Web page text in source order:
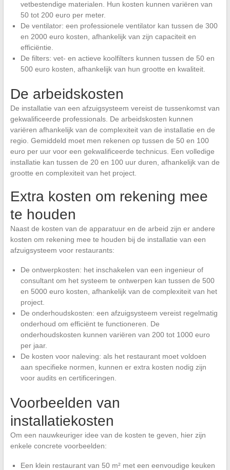
vetbestendige materialen. Hun kosten kunnen variëren van
50 tot 200 euro per meter.
De ventilator: een professionele ventilator kan tussen de 300
en 2000 euro kosten, afhankelijk van zijn capaciteit en
efficiëntie.
De filters: vet- en actieve koolfilters kunnen tussen de 50 en
500 euro kosten, afhankelijk van hun grootte en kwaliteit.
De arbeidskosten
De installatie van een afzuigsysteem vereist de tussenkomst van
gekwalificeerde professionals. De arbeidskosten kunnen
variëren afhankelijk van de complexiteit van de installatie en de
regio. Gemiddeld moet men rekenen op tussen de 50 en 100
euro per uur voor een gekwalificeerde technicus. Een volledige
installatie kan tussen de 20 en 100 uur duren, afhankelijk van de
grootte en complexiteit van het project.
Extra kosten om rekening mee
te houden
Naast de kosten van de apparatuur en de arbeid zijn er andere
kosten om rekening mee te houden bij de installatie van een
afzuigsysteem voor restaurants:
De ontwerpkosten: het inschakelen van een ingenieur of
consultant om het systeem te ontwerpen kan tussen de 500
en 5000 euro kosten, afhankelijk van de complexiteit van het
project.
De onderhoudskosten: een afzuigsysteem vereist regelmatig
onderhoud om efficiënt te functioneren. De
onderhoudskosten kunnen variëren van 200 tot 1000 euro
per jaar.
De kosten voor naleving: als het restaurant moet voldoen
aan specifieke normen, kunnen er extra kosten nodig zijn
voor audits en certificeringen.
Voorbeelden van
installatiekosten
Om een nauwkeuriger idee van de kosten te geven, hier zijn
enkele concrete voorbeelden:
Een klein restaurant van 50 m² met een eenvoudige keuken